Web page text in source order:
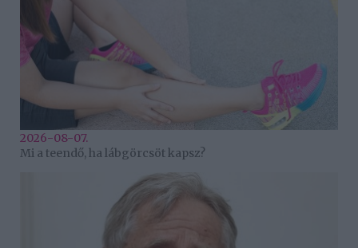
2026-08-07.
Mi a teendő, ha lábgörcsöt kapsz?